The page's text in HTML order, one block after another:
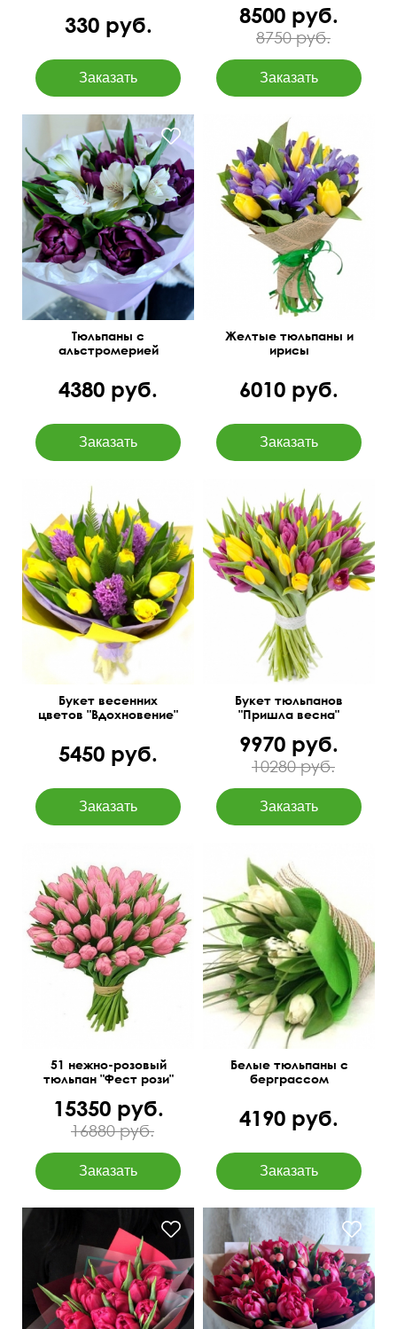
330 руб. 8500 руб.
8750 руб.
Тюльпаны с
альстромерией
4380 руб.
Упаковка: крафт, джут
Желтые тюльпаны и
ирисы
6010 руб.
Тюльпаны Сочи -10,
амбрела - 3, гиацинт - 3,
фетр - 1, лента - 1.
Букет весенних
цветов "Вдохновение"
5450 руб.
Букет тюльпанов
"Пришла весна"
9970 руб.
10280 руб.
45 см 40 см
51 нежно-розовый
тюльпан "Фест рози"
15350 руб.
16880 руб.
45 см 35 см
Белые тюльпаны с
берграссом
4190 руб.
45 см 25 см